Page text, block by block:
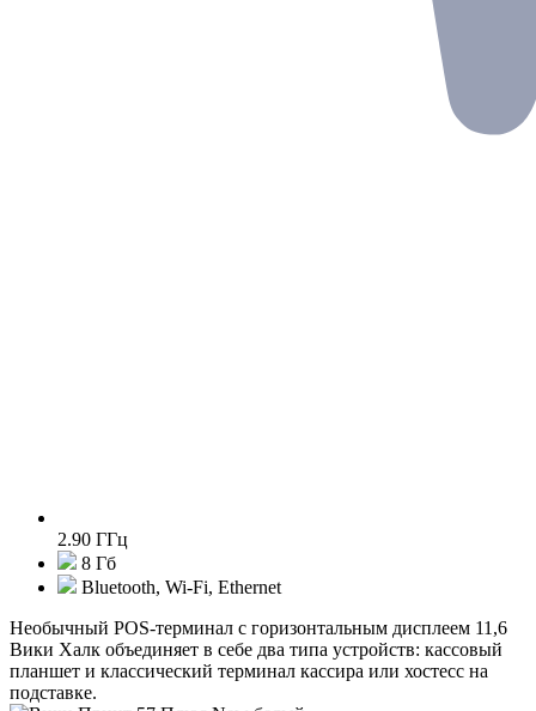
2.90 ГГц
8 Гб
Bluetooth, Wi-Fi, Ethernet
Необычный POS-терминал с горизонтальным дисплеем 11,6
Вики Халк объединяет в себе два типа устройств: кассовый
планшет и классический терминал кассира или хостесс на
подставке.